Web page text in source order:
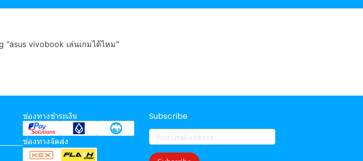
"asus vivobook เล่นเกมได้ไหม"
ช่องทางชำระเงิน
ช่องทางจัดส่ง
Subscribe